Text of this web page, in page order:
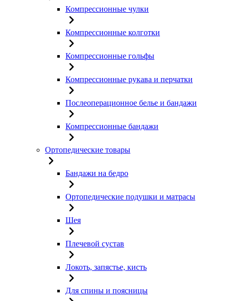
Компрессионные чулки
Компрессионные колготки
Компрессионные гольфы
Компрессионные рукава и перчатки
Послеоперационное белье и бандажи
Компрессионные бандажи
Ортопедические товары
Бандажи на бедро
Ортопедические подушки и матрасы
Шея
Плечевой сустав
Локоть, запястье, кисть
Для спины и поясницы